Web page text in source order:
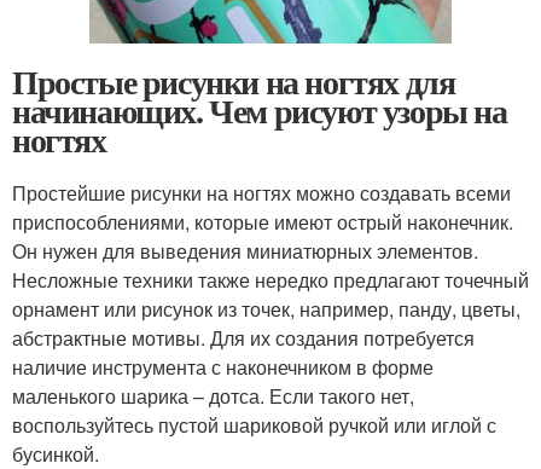
Простые рисунки на ногтях для
начинающих. Чем рисуют узоры на
ногтях
Простейшие рисунки на ногтях можно создавать всеми
приспособлениями, которые имеют острый наконечник.
Он нужен для выведения миниатюрных элементов.
Несложные техники также нередко предлагают точечный
орнамент или рисунок из точек, например, панду, цветы,
абстрактные мотивы. Для их создания потребуется
наличие инструмента с наконечником в форме
маленького шарика – дотса. Если такого нет,
воспользуйтесь пустой шариковой ручкой или иглой с
бусинкой.